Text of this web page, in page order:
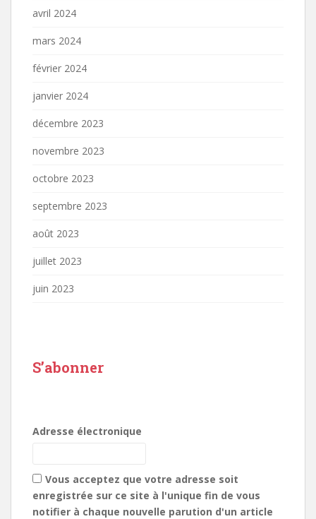
avril 2024
mars 2024
février 2024
janvier 2024
décembre 2023
novembre 2023
octobre 2023
septembre 2023
août 2023
juillet 2023
juin 2023
S’abonner
Adresse électronique
Vous acceptez que votre adresse soit
enregistrée sur ce site à l'unique fin de vous
notifier à chaque nouvelle parution d'un article